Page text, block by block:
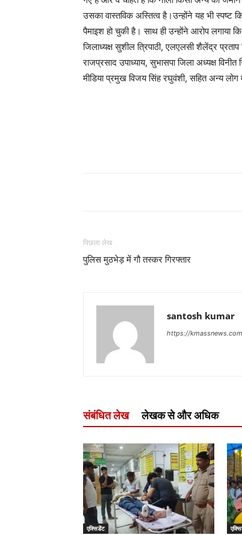
उसका वास्तविक अस्तित्व है।उन्होंने यह भी स्पष्ट
पैमाइश हो चुकी है। साथ ही उन्होंने आरोप लगाया कि
जिलाध्यक्ष सुशील त्रिपाठी, एलएलसी शैलेंद्र
राजप्रसाद उपाध्याय, सुभासपा जिला अध्यक्ष
मीडिया प्रमुख विजय सिंह रघुवंशी, सहित अन्य लोग
पिछला लेख
पुलिस मुठभेड़ में गौ तस्कर गिरफ्तार
santosh kumar
https://kmassnews.com
संबंधित लेख लेखक से और अधिक
एक्सिडेंट